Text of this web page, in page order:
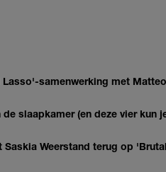
Lasso'-samenwerking met
slaapkamer (en deze vier kun
Weerstand terug op